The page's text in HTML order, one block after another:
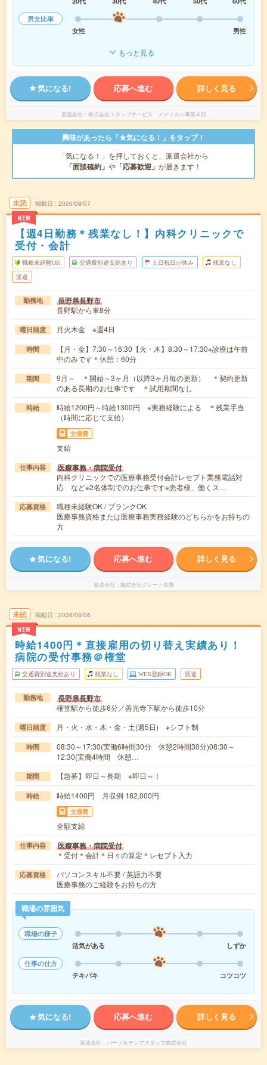
男女比率
女性
男性
もっと見る
気になる! 応募へ進む 詳しく見る
派遣会社 株式会社スタッフサービス メディカル事業本部
興味があったら「★気になる！」をタップ！
「気になる！」を押しておくと、派遣会社から
「面談確約」 や 「応募歓迎」 が届きます！
未読
NEW
掲載日 2026/08/07
【週4日勤務＊残業なし！】内科クリニックで
受付・会計
職種未経験OK 交通費別途支給あり 土日祝日が休み 残業なし
派遣
勤務地 長野県長野市
長野駅から車8分
曜日頻度 月火木金 ※週4日
時間
【月・金】7:30～16:30【火・木】8:30～17:30※診療は午前
中のみです＊休憩：60分
期間
9月～ ＊開始～3ヶ月（以降3ヶ月毎の更新） ＊契約更新
のある長期のお仕事です ＊試用期間なし
時給
時給1200円～時給1300円 ※実務経験による ＊残業手当
（時間に応じて支給）
交通費
支給
仕事内容 医療事務・病院受付
内科クリニックでの医療事務受付会計レセプト業務電話対
応 など※2名体制でのお仕事です※患者様、働くス…
応募資格
職種未経験OK / ブランクOK
医療事務資格または医療事務実務経験のどちらかをお持ちの
方
気になる! 応募へ進む 詳しく見る
派遣会社 株式会社グレート長野
未読
NEW
掲載日 2026/08/06
時給1400円＊直接雇用の切り替え実績あり！
病院の受付事務＠権堂
交通費別途支給あり 残業なし WEB登録OK 派遣
勤務地 長野県長野市
権堂駅から徒歩6分／善光寺下駅から徒歩10分
曜日頻度 月・火・水・木・金・土(週5日) ※シフト制
時間
08:30～17:30(実働6時間30分 休憩2時間30分)08:30～
12:30(実働4時間 休憩…
期間 【急募】即日～長期 ※即日～！
時給 時給1400円 月収例 182,000円
交通費
全額支給
仕事内容 医療事務・病院受付
＊受付＊会計＊日々の算定＊レセプト入力
応募資格
パソコンスキル不要 / 英語力不要
医療事務のご経験をお持ちの方
職場の雰囲気
職場の様子
活気がある
しずか
仕事の仕方
テキパキ
コツコツ
気になる! 応募へ進む 詳しく見る
派遣会社 パーソルテンプスタッフ株式会社